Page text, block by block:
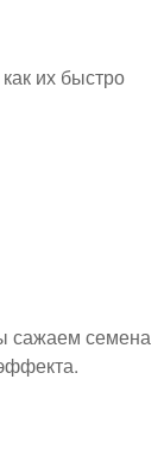
их быстро
сажаем семена